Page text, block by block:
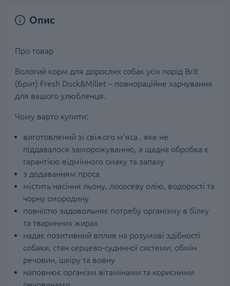
Опис
Про товар
Вологий корм для дорослих собак усіх порід Brit
(Брит) Fresh Duck&Millet – повнораційне харчування
для вашого улюбленця.
Чому варто купити:
виготовлений зі свіжого м'яса , яке не
піддавалося заморожуванню, а щадна обробка є
гарантією відмінного смаку та запаху
з додаванням проса
містить насіння льону, лососеву олію, водорості та
чорну смородину
повністю задовольняє потребу організму в білку
та тваринних жирах
надає позитивний вплив на розумові здібності
собаки, стан серцево-судинної системи, обмін
речовин, шкіру та вовну
наповнює організм вітамінами та корисними